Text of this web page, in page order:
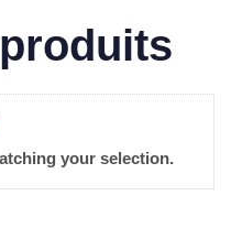
your selection.